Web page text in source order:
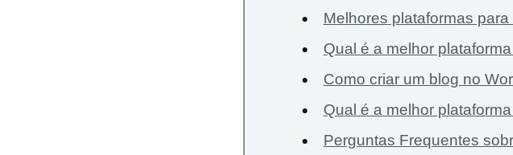
Melhores plataformas
Qual é a melhor
Como criar um blog no
Qual é a melhor
Perguntas Frequentes